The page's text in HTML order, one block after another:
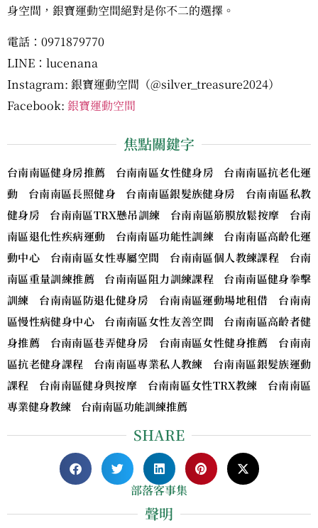
身空間，銀寶運動空間絕對是你不二的選擇。
電話：0971879770
LINE：lucenana
Instagram: 銀寶運動空間（@silver_treasure2024）
Facebook: 銀寶運動空間
焦點關鍵字
台南南區健身房推薦 台南南區女性健身房 台南南區抗老化運
動 台南南區長照健身 台南南區銀髮族健身房 台南南區私教
健身房 台南南區TRX懸吊訓練 台南南區筋膜放鬆按摩 台南
南區退化性疾病運動 台南南區功能性訓練 台南南區高齡化運
動中心 台南南區女性專屬空間 台南南區個人教練課程 台南
南區重量訓練推薦 台南南區阻力訓練課程 台南南區健身拳擊
訓練 台南南區防退化健身房 台南南區運動場地租借 台南南
區慢性病健身中心 台南南區女性友善空間 台南南區高齡者健
身推薦 台南南區巷弄健身房 台南南區女性健身推薦 台南南
區抗老健身課程 台南南區專業私人教練 台南南區銀髮族運動
課程 台南南區健身與按摩 台南南區女性TRX教練 台南南區
專業健身教練 台南南區功能訓練推薦
SHARE
部落客事集
聲明